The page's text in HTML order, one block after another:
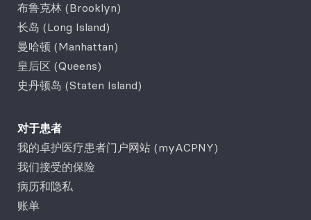
布鲁克林 (Brooklyn)
长岛 (Long Island)
曼哈顿 (Manhattan)
皇后区 (Queens)
史丹顿岛 (Staten Island)
对于患者
我的卓护医疗患者门户网站 (myACPNY)
我们接受的保险
病历和隐私
账单